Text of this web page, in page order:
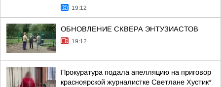
19:12
ОБНОВЛЕНИЕ СКВЕРА ЭНТУЗИАСТОВ
19:12
Прокуратура подала апелляцию на приговор
красноярской журналистке Светлане Хустик*